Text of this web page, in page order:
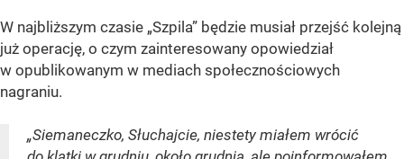
W najbliższym czasie „Szpila” będzie musiał przejść kolejną
już operację, o czym zainteresowany opowiedział
w opublikowanym w mediach społecznościowych
nagraniu.
„Siemaneczko, Słuchajcie, niestety miałem wrócić